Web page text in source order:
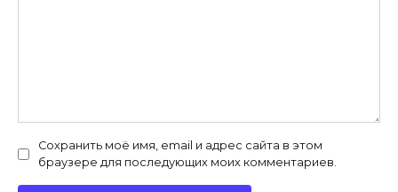
Сохранить моё имя, email и адрес сайта в этом
браузере для последующих моих комментариев.